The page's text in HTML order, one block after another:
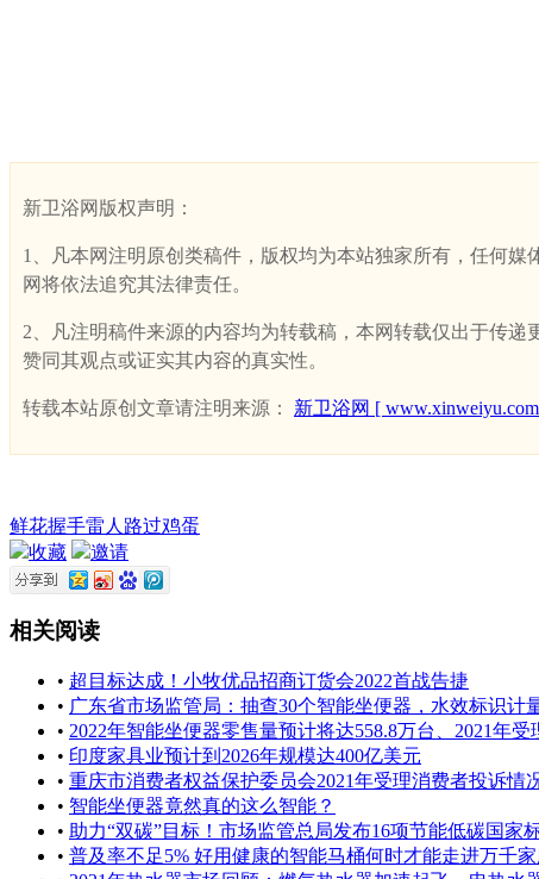
新卫浴网版权声明：
1、凡本网注明原创类稿件，版权均为本站独家所有，任何
网将依法追究其法律责任。
2、凡注明稿件来源的内容均为转载稿，本网转载仅出于传
赞同其观点或证实其内容的真实性。
转载本站原创文章请注明来源： 新卫浴网 [
鲜花握手雷人 路过鸡蛋
收藏
邀请
相关阅读
• 超目标达成！小牧优品招商订货会2022首战告捷
• 广东省市场监管局：抽查30个智能坐便器，水效标识计
• 2022年智能坐便器零售量预计将达558.8万台、2021年受
• 印度家具业预计到2026年规模达400亿美元
• 重庆市消费者权益保护委员会2021年受理消费者投诉情
• 智能坐便器竟然真的这么智能？
• 助力“双碳”目标！市场监管总局发布16项节能低碳国家
• 普及率不足5% 好用健康的智能马桶何时才能走进万千家